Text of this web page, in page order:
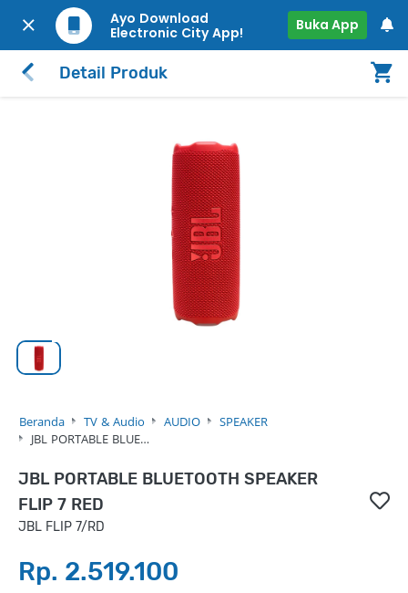
Ayo Download
Electronic City App!
Buka App
Detail Produk
Beranda TV & Audio AUDIO
SPEAKER
JBL PORTABLE BLUE…
JBL PORTABLE BLUETOOTH SPEAKER
FLIP 7 RED
JBL FLIP 7/RD
Rp. 2.519.100